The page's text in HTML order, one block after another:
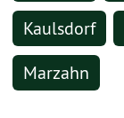
Kaulsdorf
Marzahn